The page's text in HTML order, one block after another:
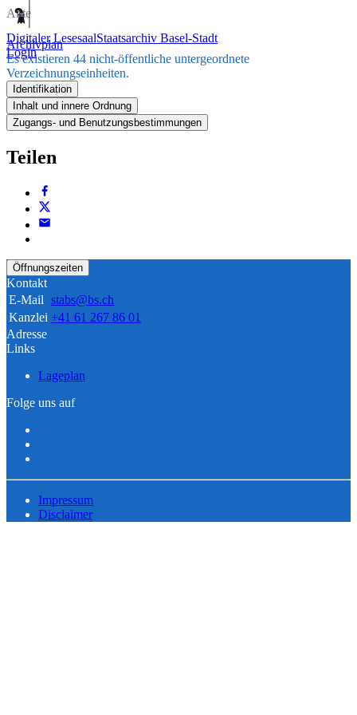
Digitaler LesesaalStaatsarchiv Basel-Stadt
Login
Akte
Archivplan
Es existieren 44 nicht-öffentliche untergeordnete
Verzeichnungseinheiten.
Identifikation
Inhalt und innere Ordnung
Zugangs- und Benutzungsbestimmungen
Teilen
Öffnungszeiten
Kontakt
E-Mail stabs@bs.ch
Kanzlei +41 61 267 86 01
Adresse
Links
Lageplan
Folge uns auf
Impressum
Disclaimer